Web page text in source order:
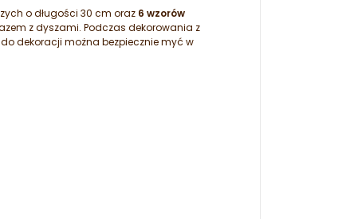
o długości 30 cm oraz 6 wzorów
z dyszami. Podczas dekorowania z
dekoracji można bezpiecznie myć w